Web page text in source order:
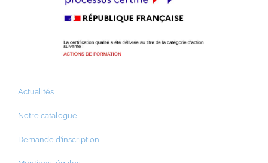
Actualités
Notre catalogue
Demande d’inscription